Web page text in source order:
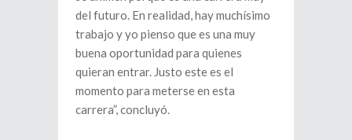
del futuro. En realidad, hay muchísimo
trabajo y yo pienso que es una muy
buena oportunidad para quienes
quieran entrar. Justo este es el
momento para meterse en esta
carrera”, concluyó.